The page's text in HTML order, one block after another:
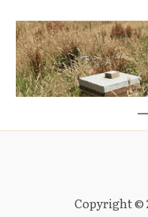
Copyright ©